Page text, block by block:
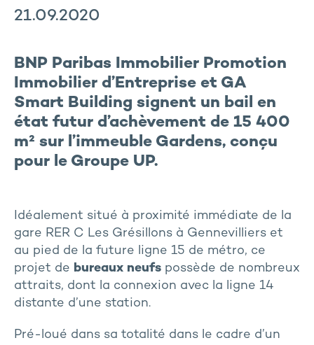
21.09.2020
BNP Paribas Immobilier Promotion
Immobilier d’Entreprise et GA
Smart Building signent un bail en
état futur d’achèvement de 15 400
m² sur l’immeuble Gardens, conçu
pour le Groupe UP.
Idéalement situé à proximité immédiate de la
gare RER C Les Grésillons à Gennevilliers et
au pied de la future ligne 15 de métro, ce
projet de bureaux neufs possède de nombreux
attraits, dont la connexion avec la ligne 14
distante d’une station.
Pré-loué dans sa totalité dans le cadre d’un